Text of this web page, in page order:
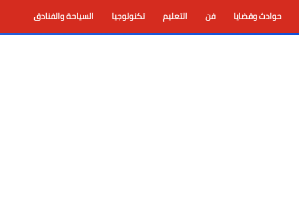
حوادث وقضايا فن التعليم تكنولوجيا السياحة والفنادق